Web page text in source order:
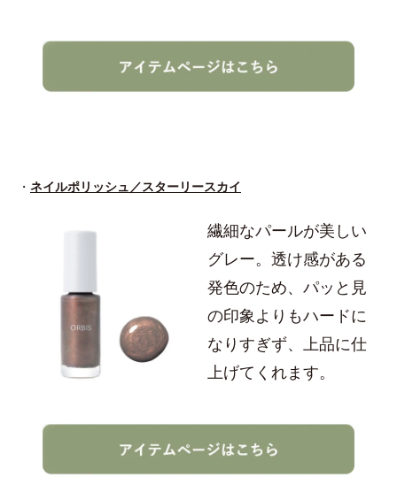
・ ネイルポリッシュ／スターリースカイ
繊細なパールが美しい
グレー。透け感がある
発色のため、パッと見
の印象よりもハードに
なりすぎず、上品に仕
上げてくれます。